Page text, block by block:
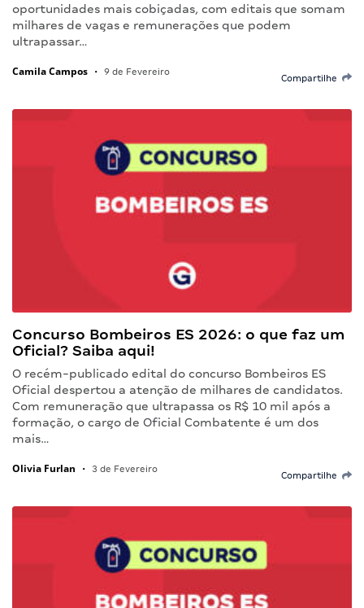
oportunidades mais cobiçadas, com editais que somam
milhares de vagas e remunerações que podem
ultrapassar…
Camila Campos • 9 de Fevereiro
Compartilhe
Concurso Bombeiros ES 2026: o que faz um
Oficial? Saiba aqui!
O recém-publicado edital do concurso Bombeiros ES
Oficial despertou a atenção de milhares de candidatos.
Com remuneração que ultrapassa os R$ 10 mil após a
formação, o cargo de Oficial Combatente é um dos
mais…
Olivia Furlan • 3 de Fevereiro
Compartilhe